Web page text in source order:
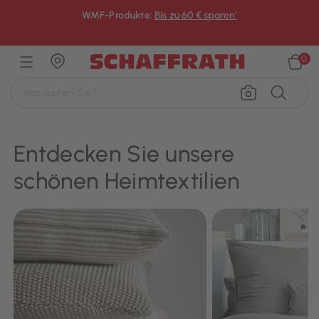
WMF-Produkte: Bis zu 60 € sparen¹
0
Entdecken Sie unsere
schönen Heimtextilien